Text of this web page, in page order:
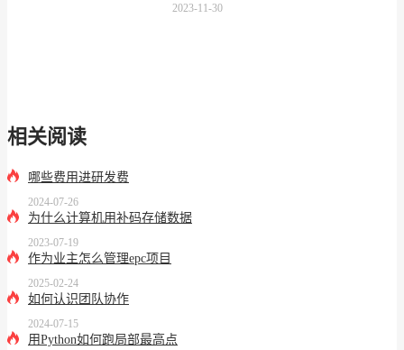
2023-11-30
相关阅读
哪些费用进研发费
2024-07-26
为什么计算机用补码存储数据
2023-07-19
作为业主怎么管理epc项目
2025-02-24
如何认识团队协作
2024-07-15
用Python如何跑局部最高点